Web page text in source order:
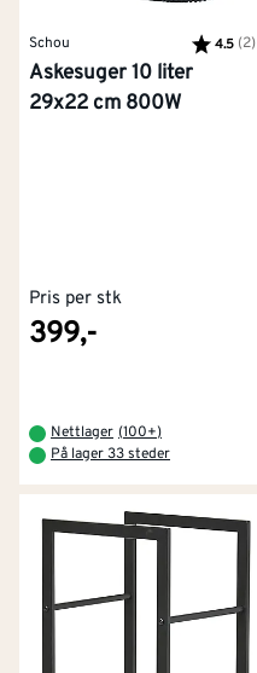
Schou Karakter:
4.5 (2)
Askesuger 10 liter
29x22 cm 800W
Pris per stk
399,-
Nettlager (100+)
På lager 33 steder